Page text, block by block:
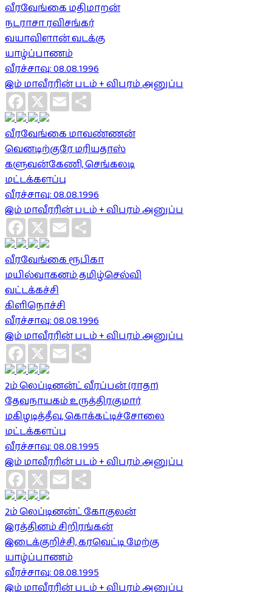
வீரவேங்கை மதிமாறன்
நடராசா ரவிசங்கர்
வயாவிளான் வடக்கு
யாழ்ப்பாணம்
வீரச்சாவு: 08.08.1996
இம் மாவீரரின் படம் + விபரம் அனுப்ப
Facebook
X Email
வீரவேங்கை மாவண்ணன்
வெனடிற்குரே மரியதாஸ்
களுவன்கேணி, செங்கலடி
மட்டக்களப்பு
வீரச்சாவு: 08.08.1996
இம் மாவீரரின் படம் + விபரம் அனுப்ப
Facebook
X Email
வீரவேங்கை ரூபிகா
மயில்வாகனம் தமிழ்செல்வி
வட்டக்கச்சி
கிளிநொச்சி
வீரச்சாவு: 08.08.1996
இம் மாவீரரின் படம் + விபரம் அனுப்ப
Facebook
X Email
2ம் லெப்டினன்ட் வீரப்பன் (ராதா)
தேவநாயகம் உருத்திரகுமார்
மகிழடித்தீவு, கொக்கட்டிச்சோலை
மட்டக்களப்பு
வீரச்சாவு: 08.08.1995
இம் மாவீரரின் படம் + விபரம் அனுப்ப
Facebook
X Email
2ம் லெப்டினன்ட் கோகுலன்
இரத்தினம் சிறிரங்கன்
இடைக்குறிச்சி, கரவெட்டி மேற்கு
யாழ்ப்பாணம்
வீரச்சாவு: 08.08.1995
இம் மாவீரரின் படம் + விபரம் அனுப்ப